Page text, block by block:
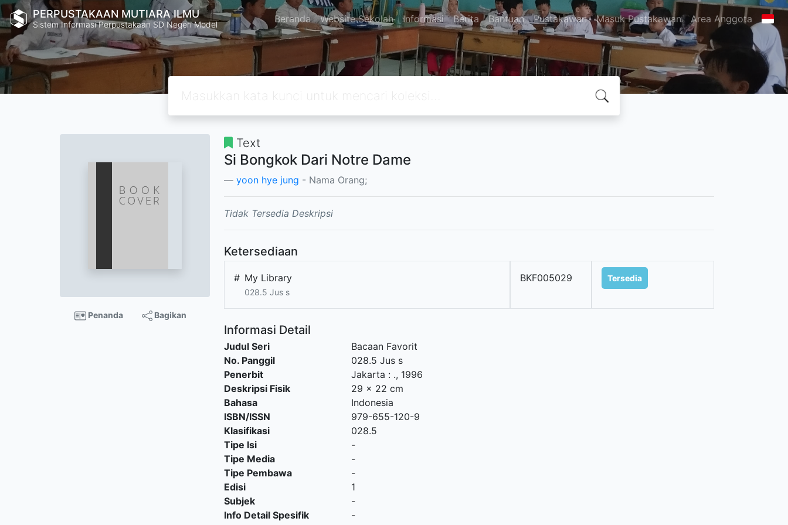
PERPUSTAKAAN MUTIARA ILMU
Sistem Informasi Perpustakaan SD Negeri Model Beranda Website Sekolah Informasi Berita Bantuan Pustakawan Masuk Pustakawan Area Anggota
Penanda Bagikan
Text
Si Bongkok Dari Notre Dame
yoon hye jung - Nama Orang;
Tidak Tersedia Deskripsi
Ketersediaan
# My Library
028.5 Jus s
BKF005029 Tersedia
Informasi Detail
Judul Seri
Bacaan Favorit
No. Panggil
028.5 Jus s
Penerbit
Jakarta : ., 1996
Deskripsi Fisik
29 x 22 cm
Bahasa
Indonesia
ISBN/ISSN
979-655-120-9
Klasifikasi
028.5
Tipe Isi
-
Tipe Media
-
Tipe Pembawa
-
Edisi
1
Subjek
-
Info Detail Spesifik
-